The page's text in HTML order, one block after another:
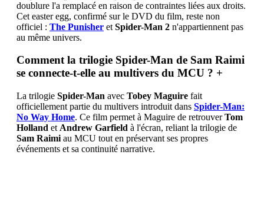
doublure l'a remplacé en raison de contraintes liées aux droits.
Cet easter egg, confirmé sur le DVD du film, reste non
officiel : The Punisher et Spider-Man 2 n'appartiennent pas
au même univers.
Comment la trilogie Spider-Man de Sam Raimi
se connecte-t-elle au multivers du MCU ? +
La trilogie Spider-Man avec Tobey Maguire fait
officiellement partie du multivers introduit dans Spider-Man:
No Way Home. Ce film permet à Maguire de retrouverTom
Holland et Andrew Garfield à l'écran, reliant la trilogie de
Sam Raimi au MCU tout en préservant ses propres
événements et sa continuité narrative.